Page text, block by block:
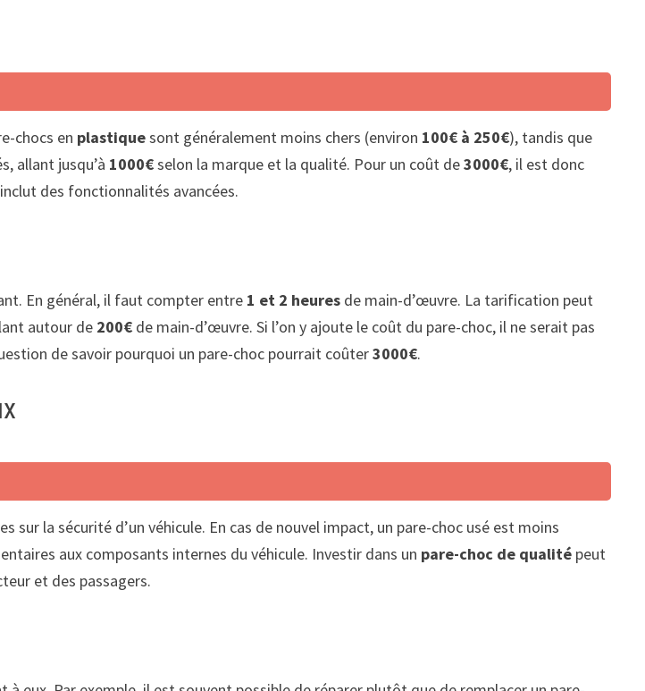
chocs en plastiquesont généralement moins chers (environ 100€ à 250€), tandis que
allant jusqu’à 1000€selon la marque et la qualité. Pour un coût de3000€, il est donc
des fonctionnalités avancées.
En général, il faut compter entre 1 et 2 heures de main-d’œuvre. La tarification peut
autour de 200€ de main-d’œuvre. Si l’on y ajoute le coût du pare-choc, il ne serait pas
de savoir pourquoi un pare-choc pourrait coûter3000€.
la sécurité d’un véhicule. En cas de nouvel impact, un pare-choc usé est moins
aux composants internes du véhicule. Investir dans un pare-choc de qualité peut
et des passagers.